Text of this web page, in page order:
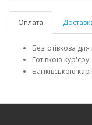
Оплата
Безготівкова
Готівкою кур'єру
Банківською